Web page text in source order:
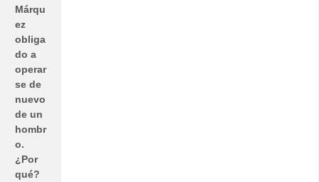
Márqu
ez
obliga
do a
operar
se de
nuevo
de un
hombr
o.
¿Por
qué?